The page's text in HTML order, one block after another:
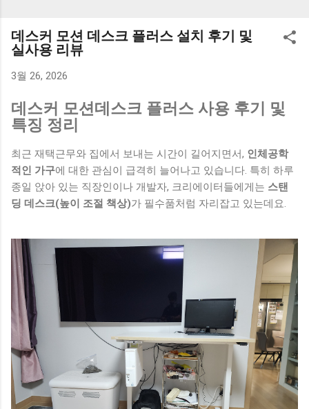
데스커 모션 데스크 플러스 설치 후기 및
실사용 리뷰
3월 26, 2026
데스커 모션데스크 플러스 사용 후기 및
특징 정리
최근 재택근무와 집에서 보내는 시간이 길어지면서, 인체공학
적인 가구에 대한 관심이 급격히 늘어나고 있습니다. 특히 하루
종일 앉아 있는 직장인이나 개발자, 크리에이터들에게는 스탠
딩 데스크(높이 조절 책상)가 필수품처럼 자리잡고 있는데요.